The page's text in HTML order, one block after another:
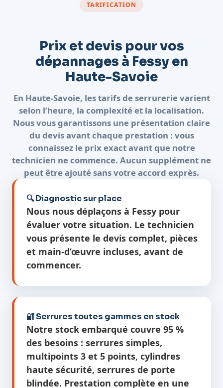
TARIFICATION
Prix et devis pour vos
dépannages à Fessy en
Haute-Savoie
En Haute-Savoie, les tarifs de serrurerie varient
selon l’heure, la complexité et la localisation.
Nous vous garantissons une présentation claire
du devis avant chaque prestation : vous
connaissez le prix exact avant que notre
technicien ne commence. Aucun supplément ne
peut être ajouté sans votre accord exprès.
🔍 Diagnostic sur place
Nous nous déplaçons à Fessy pour
évaluer votre situation. Le technicien
vous présente le devis complet, pièces
et main-d’œuvre incluses, avant de
commencer.
🔐 Serrures toutes gammes en stock
Notre stock embarqué couvre 95 %
des besoins : serrures simples,
multipoints 3 et 5 points, cylindres
haute sécurité, serrures de porte
blindée. Prestation complète en une